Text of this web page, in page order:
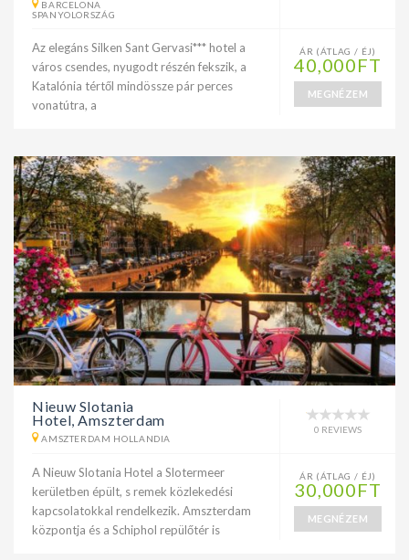
BARCELONA
SPANYOLORSZÁG
Az elegáns Silken Sant Gervasi*** hotel a
város csendes, nyugodt részén fekszik, a
Katalónia tértől mindössze pár perces
vonatútra, a
ÁR (ÁTLAG / ÉJ)
40,000FT
MEGNÉZEM
Nieuw Slotania
Hotel, Amszterdam
AMSZTERDAM HOLLANDIA
0 REVIEWS
A Nieuw Slotania Hotel a Slotermeer
kerületben épült, s remek közlekedési
kapcsolatokkal rendelkezik. Amszterdam
központja és a Schiphol repülőtér is
ÁR (ÁTLAG / ÉJ)
30,000FT
MEGNÉZEM